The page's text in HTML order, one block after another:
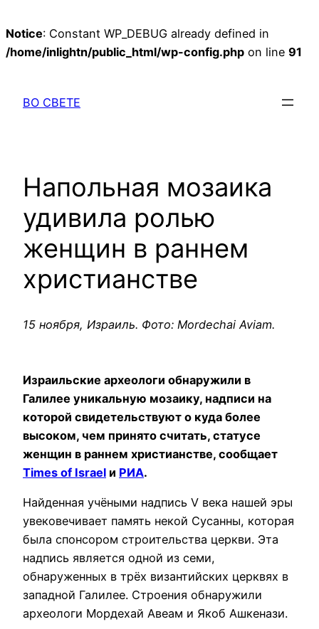
Notice: Constant WP_DEBUG already defined in
/home/inlightn/public_html/wp-config.php on line 91
содержимому
ВО СВЕТЕ
Напольная мозаика
удивила ролью
женщин в раннем
христианстве
15 ноября, Израиль. Фото: Mordechai Aviam.
Израильские археологи обнаружили в
Галилее уникальную мозаику, надписи на
которой свидетельствуют о куда более
высоком, чем принято считать, статусе
женщин в раннем христианстве, сообщает
Times of Israel и РИА.
Найденная учёными надпись V века нашей эры
увековечивает память некой Сусанны, которая
была спонсором строительства церкви. Эта
надпись является одной из семи,
обнаруженных в трёх византийских церквях в
западной Галилее. Строения обнаружили
археологи Мордехай Авеам и Якоб Ашкенази.